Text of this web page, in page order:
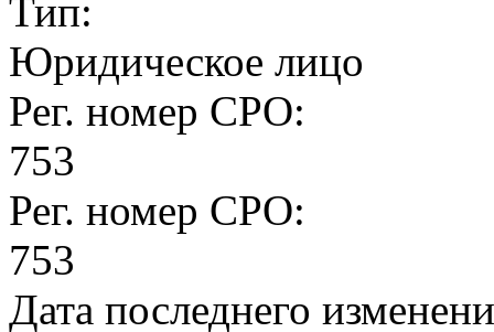
Тип:
Юридическое лицо
Рег. номер СРО:
753
Рег. номер СРО:
753
Дата последнего